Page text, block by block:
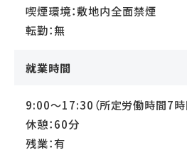
喫煙環境：敷地内全面禁煙
転勤：無
就業時間
9:00～17:30（所定労働時間7時
休憩：60分
残業：有